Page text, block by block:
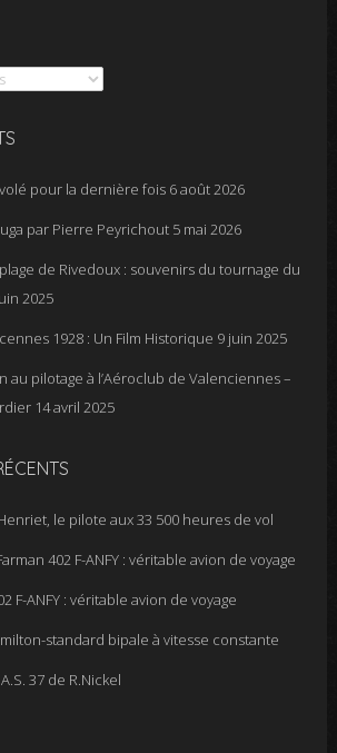
pour la dernière fois 6 août 2026
par Pierre Peyrichout 5 mai 2026
de Rivedoux : souvenirs du tournage du
2025
1928 : Un Film Historique 9 juin 2025
au pilotage à l’Aéroclub de Valenciennes –
14 avril 2025
le pilote aux 33 500 heures de vol
402 F-ANFY : véritable avion de voyage
F-ANFY : véritable avion de voyage
standard bipale à vitesse constante
37 de R.Nickel